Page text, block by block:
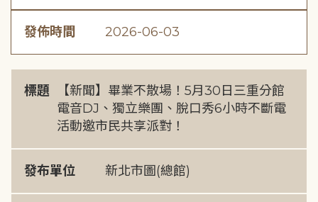
發佈時間 2026-06-03
標題
【新聞】畢業不散場！5月30日三重分館
電音DJ、獨立樂團、脫口秀6小時不斷電
活動邀市民共享派對！
發布單位 新北市圖(總館)